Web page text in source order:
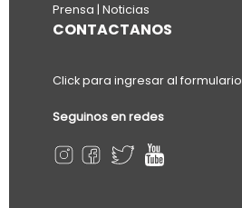
Prensa | Noticias
CONTACTANOS
Click para ingresar al formulario
Seguinos en redes